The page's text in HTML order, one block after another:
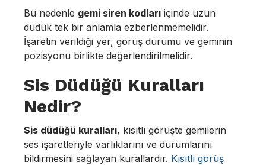
Bu nedenle gemi siren kodları içinde uzun
düdük tek bir anlamla ezberlenmemelidir.
İşaretin verildiği yer, görüş durumu ve geminin
pozisyonu birlikte değerlendirilmelidir.
Sis Düdüğü Kuralları
Nedir?
Sis düdüğü kuralları, kısıtlı görüşte gemilerin
ses işaretleriyle varlıklarını ve durumlarını
bildirmesini sağlayan kurallardır. Kısıtlı görüş